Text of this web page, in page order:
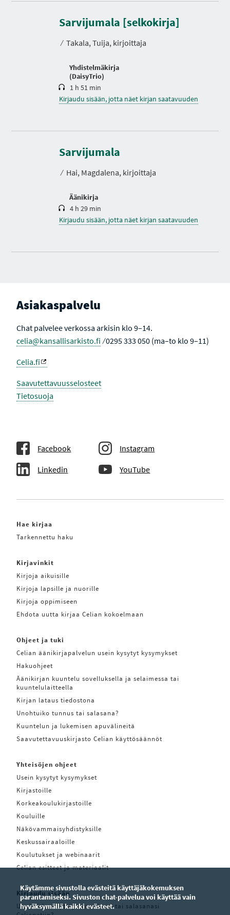
Sarvijumala [selkokirja]
⁄ Takala, Tuija, kirjoittaja
Yhdistelmäkirja
(DaisyTrio)
e
s
o
1 h 51 min
Kirjaudu sisään, jotta näet kirjan saatavuuden
Sarvijumala
⁄ Hai, Magdalena, kirjoittaja
Äänikirja
K
s
t
4 h 29 min
Kirjaudu sisään, jotta näet kirjan saatavuuden
Asiakaspalvelu
Chat palvelee verkossa arkisin klo 9–14.
celia@kansallisarkisto.fi ⁄ 0295 333 050 (ma–to klo 9–11)
Celia.fi
Saavutettavuusselosteet
Tietosuoja
Facebook Instagram
Linkedin YouTube
Hae kirjaa
Tarkennettu haku
Kirjavinkit
Kirjoja aikuisille
Kirjoja lapsille ja nuorille
Kirjoja oppimiseen
Ehdota uutta kirjaa Celian kokoelmaan
Ohjeet ja tuki
Celian äänikirjapalvelun usein kysytyt kysymykset
Hakuohjeet
Äänikirjan kuuntelu sovelluksella ja selaimessa tai
kuuntelulaitteella
Kirjan lataus tiedostona
Unohtuiko tunnus tai salasana?
Kuuntelun ja lukemisen apuvälineitä
Saavutettavuuskirjasto Celian käyttösäännöt
Yhteisöjen ohjeet
Usein kysytyt kysymykset
Kirjastoille
Korkeakoulukirjastoille
Kouluille
Näkövammaisyhdistyksille
Keskussairaaloille
Koulutukset ja webinaarit
Celian esitteet ja materiaalit
Kirjaudu sisään
Unohditko käyttäjätunnuksesi tai salasanasi
Käytämme sivustolla evästeitä käyttäjäkokemuksen
parantamiseksi. Sivuston chat-palvelua voi käyttää vain
hyväksymällä kaikki evästeet.